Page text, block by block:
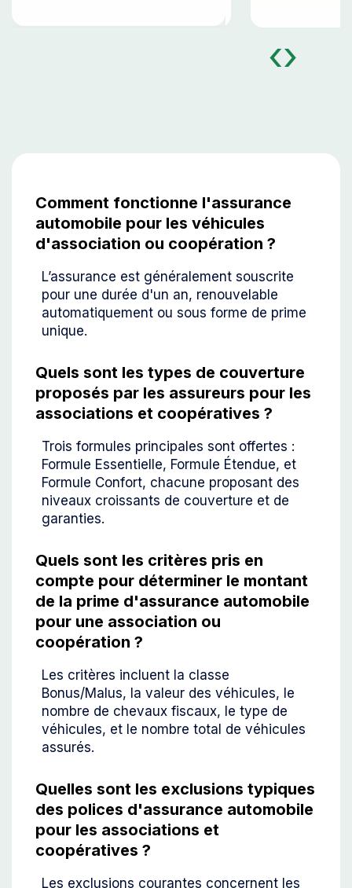
‹›
Comment fonctionne l'assurance
automobile pour les véhicules
d'association ou coopération ?
L’assurance est généralement souscrite
pour une durée d'un an, renouvelable
automatiquement ou sous forme de prime
unique.
Quels sont les types de couverture
proposés par les assureurs pour les
associations et coopératives ?
Trois formules principales sont offertes :
Formule Essentielle, Formule Étendue, et
Formule Confort, chacune proposant des
niveaux croissants de couverture et de
garanties.
Quels sont les critères pris en
compte pour déterminer le montant
de la prime d'assurance automobile
pour une association ou
coopération ?
Les critères incluent la classe
Bonus/Malus, la valeur des véhicules, le
nombre de chevaux fiscaux, le type de
véhicules, et le nombre total de véhicules
assurés.
Quelles sont les exclusions typiques
des polices d'assurance automobile
pour les associations et
coopératives ?
Les exclusions courantes concernent les